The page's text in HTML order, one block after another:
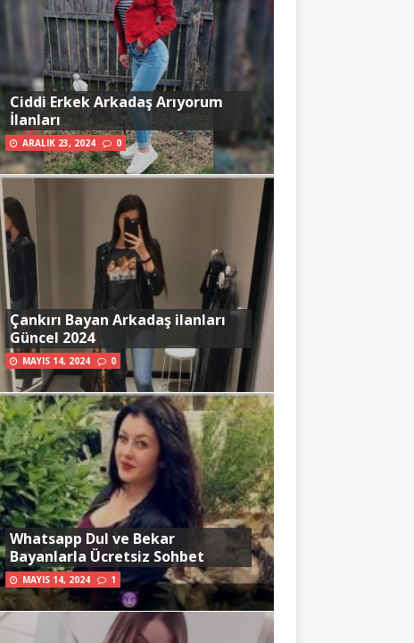
Ciddi Erkek Arkadaş Arıyorum
İlanları
ARALIK 23, 2024 0
Çankırı Bayan Arkadaş ilanları
Güncel 2024
MAYIS 14, 2024 0
Whatsapp Dul ve Bekar
Bayanlarla Ücretsiz Sohbet
MAYIS 14, 2024 1